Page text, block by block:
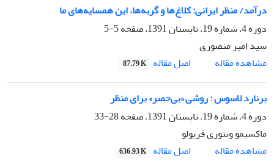
درآمد/ منظر ایرانی: کلاغ‌‌ها و گربه‌ها، این همسایه‌های ما
دوره 4، شماره 19، تابستان 1391، صفحه
5-5
سید امیر منصوری
مشاهده مقاله
اصل مقاله 87.79 K
برنارد لاسوس : روشی «بی‌حصر» برای منظر
دوره 4، شماره 19، تابستان 1391، صفحه
28-33
ماکسیمو ونتوری فریولو
مشاهده مقاله
اصل مقاله 636.93 K